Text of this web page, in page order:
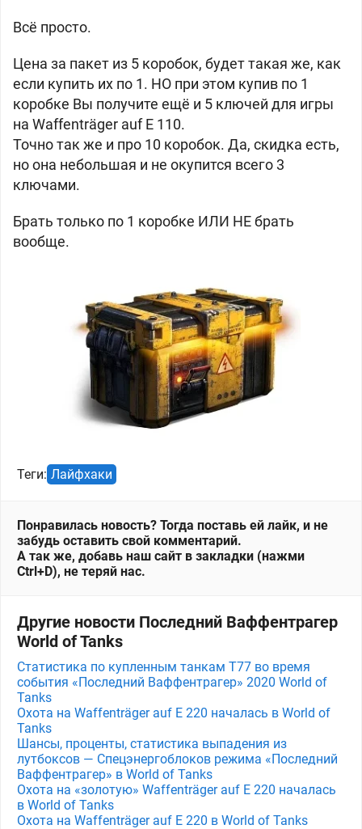
Всё просто.
Цена за пакет из 5 коробок, будет такая же, как
если купить их по 1. НО при этом купив по 1
коробке Вы получите ещё и 5 ключей для игры
на Waffenträger auf E 110.
Точно так же и про 10 коробок. Да, скидка есть,
но она небольшая и не окупится всего 3
ключами.
Брать только по 1 коробке ИЛИ НЕ брать
вообще.
Теги: Лайфхаки
Понравилась новость? Тогда поставь ей лайк, и не
забудь оставить свой комментарий.
А так же, добавь наш сайт в закладки (нажми
Ctrl+D), не теряй нас.
Другие новости Последний Ваффентрагер
World of Tanks
Статистика по купленным танкам T77 во время
события «Последний Ваффентрагер» 2020 World of
Tanks
Охота на Waffenträger auf E 220 началась в World of
Tanks
Шансы, проценты, статистика выпадения из
лутбоксов — Спецэнергоблоков режима «Последний
Ваффентрагер» в World of Tanks
Охота на «золотую» Waffenträger auf E 220 началась
в World of Tanks
Охота на Waffenträger auf E 220 в World of Tanks